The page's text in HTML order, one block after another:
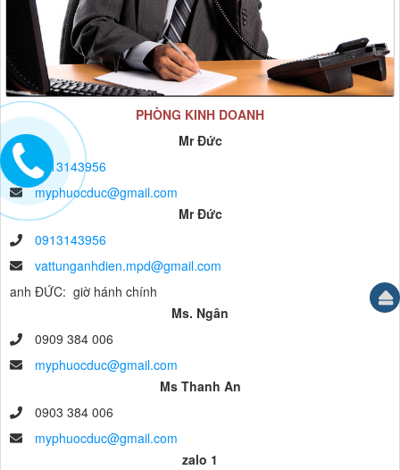
PHÒNG KINH DOANH
Mr Đức
0913143956
myphuocduc@gmail.com
Mr Đức
0913143956
vattunganhdien.mpd@gmail.com
anh ĐỨC: giờ hánh chính
Ms. Ngân
0909 384 006
myphuocduc@gmail.com
Ms Thanh An
0903 384 006
myphuocduc@gmail.com
zalo 1